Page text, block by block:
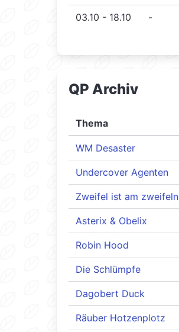
03.10 - 18.10 -
QP Archiv
Thema
WM Desaster
Undercover Agenten
Zweifel ist am zweifeln
Asterix & Obelix
Robin Hood
Die Schlümpfe
Dagobert Duck
Räuber Hotzenplotz